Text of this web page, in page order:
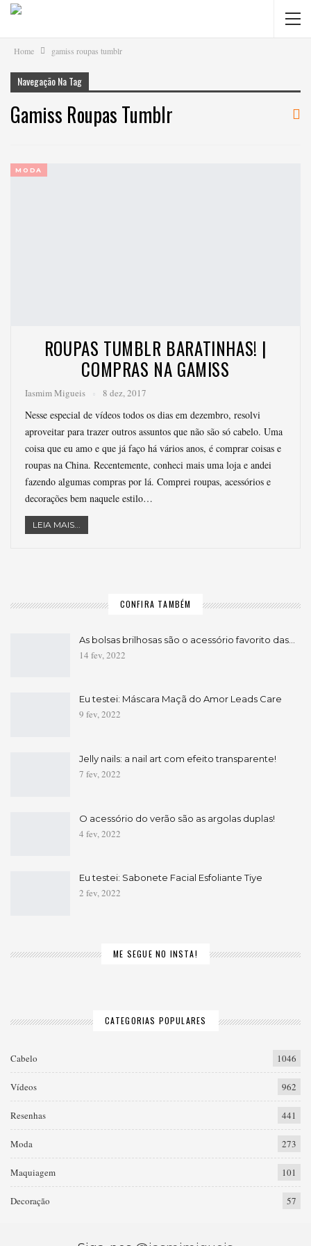
Home gamiss roupas tumblr
Navegação Na Tag
Gamiss Roupas Tumblr
MODA
ROUPAS TUMBLR BARATINHAS! |
COMPRAS NA GAMISS
Iasmim Migueis 8 dez, 2017
Nesse especial de vídeos todos os dias em dezembro, resolvi
aproveitar para trazer outros assuntos que não são só cabelo. Uma
coisa que eu amo e que já faço há vários anos, é comprar coisas e
roupas na China. Recentemente, conheci mais uma loja e andei
fazendo algumas compras por lá. Comprei roupas, acessórios e
decorações bem naquele estilo…
LEIA MAIS...
CONFIRA TAMBÉM
As bolsas brilhosas são o acessório favorito das…
14 fev, 2022
Eu testei: Máscara Maçã do Amor Leads Care
9 fev, 2022
Jelly nails: a nail art com efeito transparente!
7 fev, 2022
O acessório do verão são as argolas duplas!
4 fev, 2022
Eu testei: Sabonete Facial Esfoliante Tiye
2 fev, 2022
ME SEGUE NO INSTA!
CATEGORIAS POPULARES
Cabelo 1046
Vídeos 962
Resenhas 441
Moda 273
Maquiagem 101
Decoração 57